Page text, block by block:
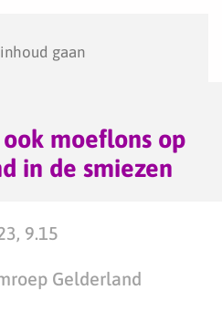
gaan
moeflons op
in de smiezen
9.15
Gelderland